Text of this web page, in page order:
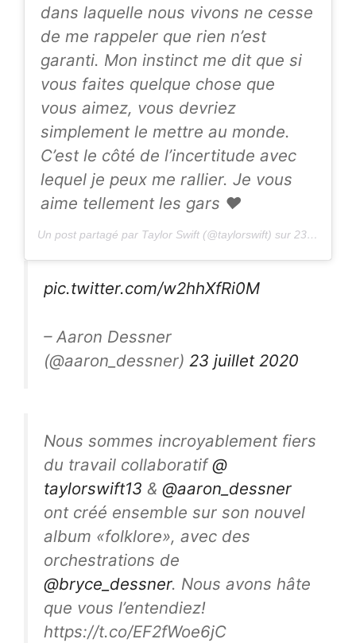
dans laquelle nous vivons ne cesse
de me rappeler que rien n’est
garanti. Mon instinct me dit que si
vous faites quelque chose que
vous aimez, vous devriez
simplement le mettre au monde.
C’est le côté de l’incertitude avec
lequel je peux me rallier. Je vous
aime tellement les gars ♥ ️
Un post partagé par Taylor Swift (@taylorswift) sur 23 juillet 2020 à 5h00 PDT
pic.twitter.com/w2hhXfRi0M
– Aaron Dessner
(@aaron_dessner) 23 juillet 2020
Nous sommes incroyablement fiers
du travail collaboratif@
taylorswift13 & @aaron_dessner
ont créé ensemble sur son nouvel
album «folklore», avec des
orchestrations de
@bryce_dessner. Nous avons hâte
que vous l’entendiez!
https://t.co/EF2fWoe6jC